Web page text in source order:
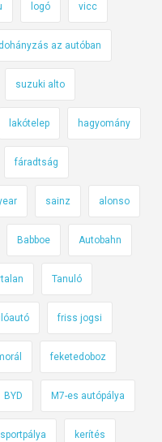
logó vicc
dohányzás az autóban
suzuki alto
lakótelep hagyomány
fáradtság
sainz alonso
Babboe Autobahn
Tanuló
friss jogsi
feketedoboz
BYD M7-es autópálya
sportpálya kerítés